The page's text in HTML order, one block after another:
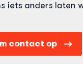
Aanmaken.
naar Mijn
Vraag dan een
iets anders laten
contact op